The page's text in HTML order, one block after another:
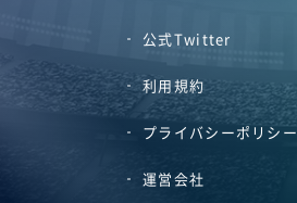
公式Twitter
利用規約
プライバシーポリシー
運営会社